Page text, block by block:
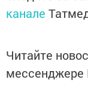
канале
Читайте
мессенджере